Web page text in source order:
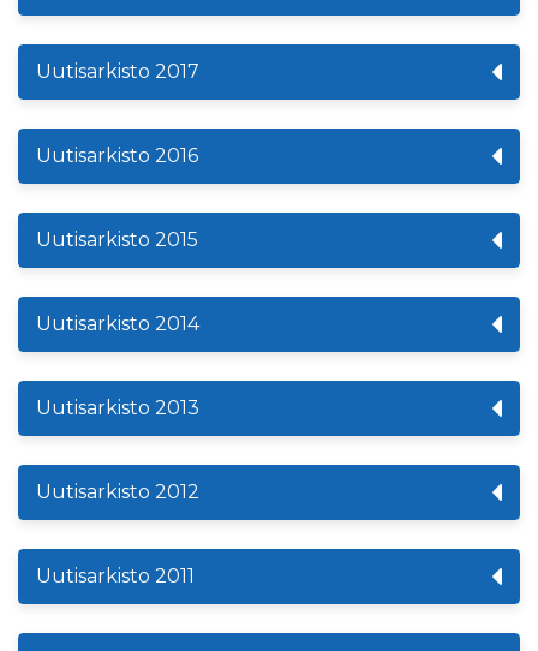
Uutisarkisto 2017
Uutisarkisto 2016
Uutisarkisto 2015
Uutisarkisto 2014
Uutisarkisto 2013
Uutisarkisto 2012
Uutisarkisto 2011